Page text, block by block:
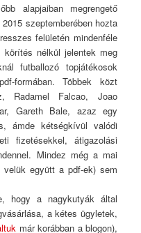
alapjaiban megrengető
szeptemberében hozta
felületén mindenféle
körítés nélkül jelentek meg
futballozó topjátékosok
formában. Többek közt
Radamel Falcao, Joao
Gareth Bale, azaz egy
ámde kétségkívül valódi
fizetésekkel, átigazolási
Mindez még a mai
együtt a pdf-ek) sem
hogy a nagykutyák által
a kétes ügyletek,
már korábban a blogon),